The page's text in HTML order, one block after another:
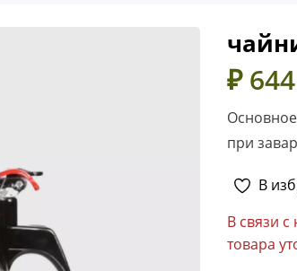
₽ 644
при
В
В связи
товара